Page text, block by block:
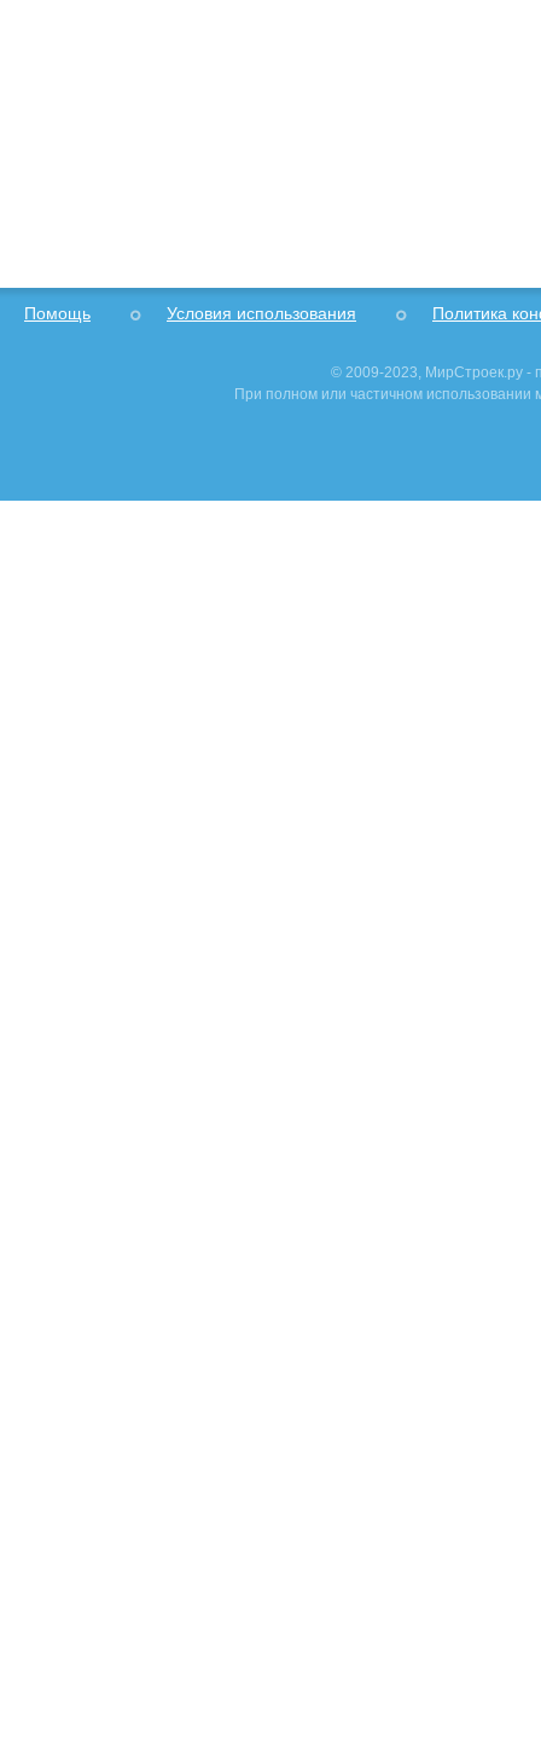
Помощь Условия использования Политика
© 2009-2023, МирСтроек.ру -
При полном или частичном использовании